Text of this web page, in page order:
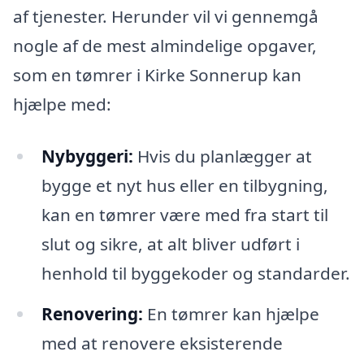
af tjenester. Herunder vil vi gennemgå
nogle af de mest almindelige opgaver,
som en tømrer i Kirke Sonnerup kan
hjælpe med:
Nybyggeri: Hvis du planlægger at
bygge et nyt hus eller en tilbygning,
kan en tømrer være med fra start til
slut og sikre, at alt bliver udført i
henhold til byggekoder og standarder.
Renovering: En tømrer kan hjælpe
med at renovere eksisterende